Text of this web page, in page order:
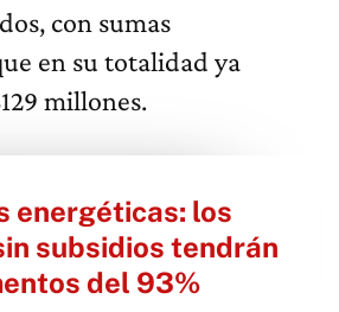
con sumas
en su totalidad ya
millones.
energéticas: los
subsidios tendrán
del 93%